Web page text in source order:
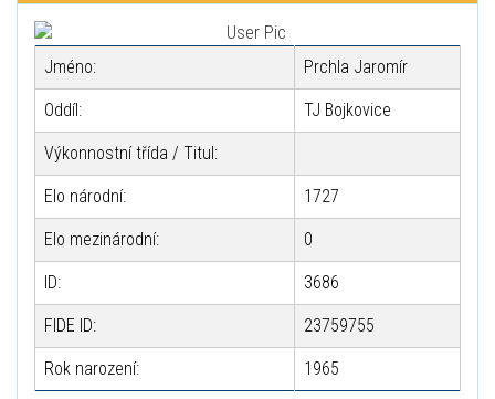
Jméno: Prchla Jaromír
Oddíl: TJ Bojkovice
Výkonnostní třída / Titul:
Elo národní: 1727
Elo mezinárodní: 0
ID: 3686
FIDE ID: 23759755
Rok narození: 1965